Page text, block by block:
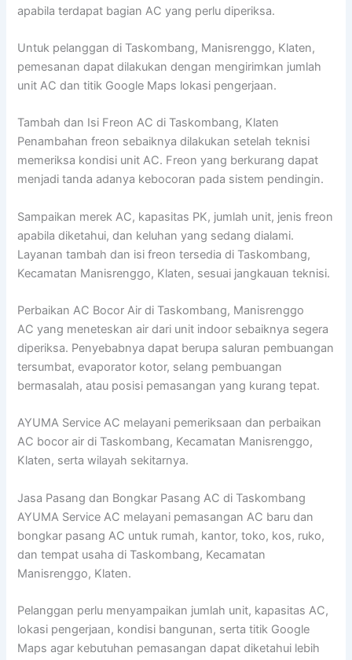
apabila terdapat bagian AC yang perlu diperiksa.
Untuk pelanggan di Taskombang, Manisrenggo, Klaten,
pemesanan dapat dilakukan dengan mengirimkan jumlah
unit AC dan titik Google Maps lokasi pengerjaan.
Tambah dan Isi Freon AC di Taskombang, Klaten
Penambahan freon sebaiknya dilakukan setelah teknisi
memeriksa kondisi unit AC. Freon yang berkurang dapat
menjadi tanda adanya kebocoran pada sistem pendingin.
Sampaikan merek AC, kapasitas PK, jumlah unit, jenis freon
apabila diketahui, dan keluhan yang sedang dialami.
Layanan tambah dan isi freon tersedia di Taskombang,
Kecamatan Manisrenggo, Klaten, sesuai jangkauan teknisi.
Perbaikan AC Bocor Air di Taskombang, Manisrenggo
AC yang meneteskan air dari unit indoor sebaiknya segera
diperiksa. Penyebabnya dapat berupa saluran pembuangan
tersumbat, evaporator kotor, selang pembuangan
bermasalah, atau posisi pemasangan yang kurang tepat.
AYUMA Service AC melayani pemeriksaan dan perbaikan
AC bocor air di Taskombang, Kecamatan Manisrenggo,
Klaten, serta wilayah sekitarnya.
Jasa Pasang dan Bongkar Pasang AC di Taskombang
AYUMA Service AC melayani pemasangan AC baru dan
bongkar pasang AC untuk rumah, kantor, toko, kos, ruko,
dan tempat usaha di Taskombang, Kecamatan
Manisrenggo, Klaten.
Pelanggan perlu menyampaikan jumlah unit, kapasitas AC,
lokasi pengerjaan, kondisi bangunan, serta titik Google
Maps agar kebutuhan pemasangan dapat diketahui lebih